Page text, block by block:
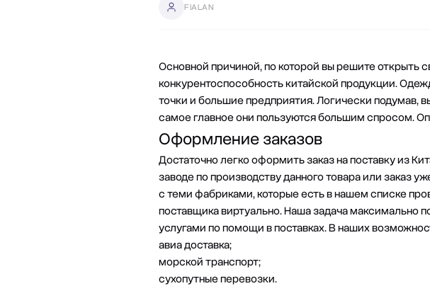
FIALAN
Основной причиной, по которой вы решите открыть
конкурентоспособность китайской продукции.
точки и большие предприятия. Логически подумав,
самое главное они пользуются большим спросом.
Оформление заказов
Достаточно легко оформить заказ на поставку из
заводе по производству данного товара или заказ
с теми фабриками, которые есть в нашем списке
поставщика виртуально.Наша задача максимально
услугами по помощи в поставках. В наших
авиа доставка;
морской транспорт;
сухопутные перевозки.